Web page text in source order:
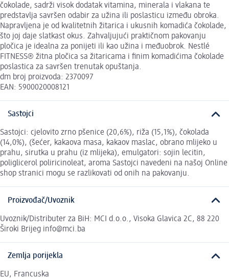
čokolade, sadrži visok dodatak vitamina, minerala i vlakana te
predstavlja savršen odabir za užina ili poslasticu između obroka.
Napravljena je od kvalitetnih žitarica i ukusnih komadića čokolade,
što joj daje slatkast okus. Zahvaljujući praktičnom pakovanju
pločica je idealna za ponijeti ili kao užina i međuobrok. Nestlé
FITNESS® žitna pločica sa žitaricama i finim komadićima čokolade
poslastica za savršen trenutak opuštanja.
dm broj proizvoda: 2370097
EAN: 5900020008121
Sastojci
Sastojci: cjelovito zrno pšenice (20,6%), riža (15,1%), čokolada
(14,0%), (šećer, kakaova masa, kakaov maslac, obrano mlijeko u
prahu, sirutka u prahu (iz mlijeka), emulgatori: sojin lecitin,
poliglicerol poliricinoleat, aroma Sastojci navedeni na našoj Online
shop stranici mogu se razlikovati od onih na pakovanju.
Proizvođač/Uvoznik
Uvoznik/Distributer za BiH: MCI d.o.o., Visoka Glavica 2C, 88 220
Široki Brijeg info@mci.ba
Zemlja porijekla
EU, Francuska